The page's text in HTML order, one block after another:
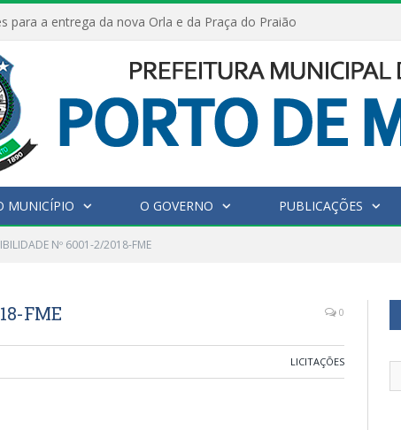
para a entrega da nova Orla e da Praça do Praião
MUNICÍPIO O GOVERNO PUBLICAÇÕES
Nº 6001-2/2018-FME
FME 0
LICITAÇÕES